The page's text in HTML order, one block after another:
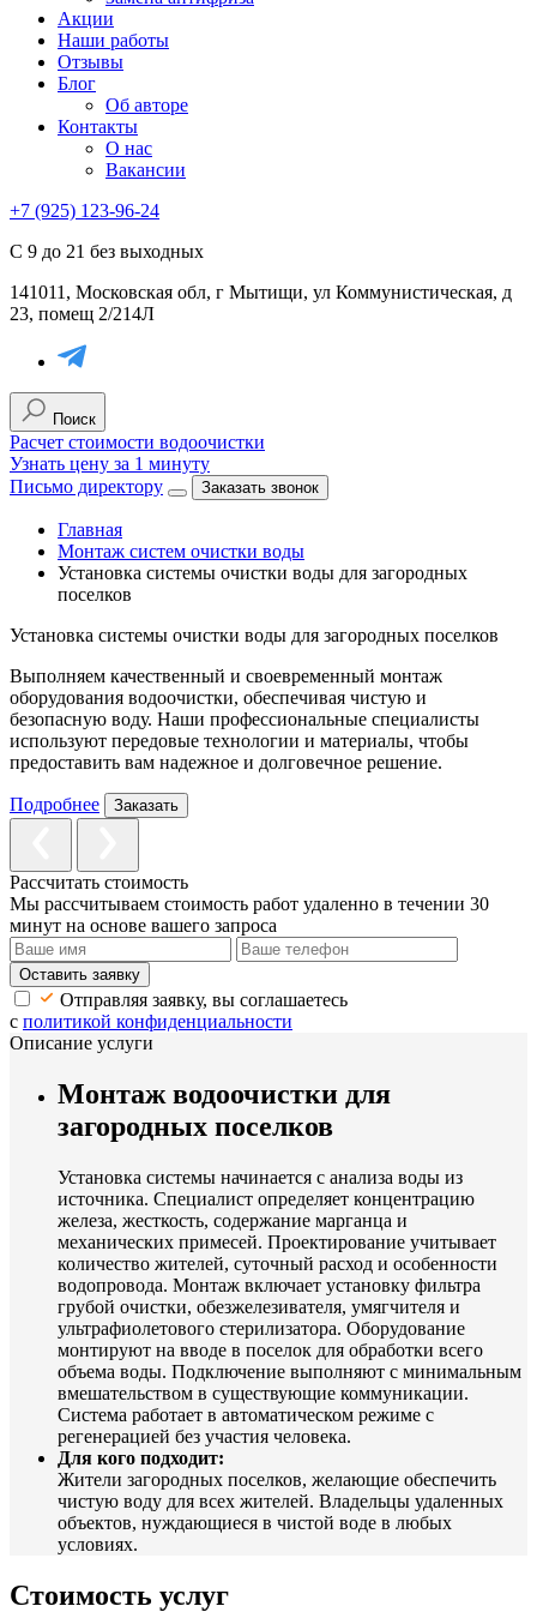
Акции
Наши работы
Отзывы
Блог
Об авторе
Контакты
О нас
Вакансии
+7 (925) 123-96-24
С 9 до 21 без выходных
141011, Московская обл, г Мытищи, ул Коммунистическая, д
23, помещ 2/214Л
Поиск
Расчет стоимости водоочистки
Узнать цену за 1 минуту
Письмо директору
Заказать звонок
Главная
Монтаж систем очистки воды
Установка системы очистки воды для загородных
поселков
Установка системы очистки воды для загородных поселков
Выполняем качественный и своевременный монтаж
оборудования водоочистки, обеспечивая чистую и
безопасную воду. Наши профессиональные специалисты
используют передовые технологии и материалы, чтобы
предоставить вам надежное и долговечное решение.
Подробнее Заказать
Рассчитать стоимость
Мы рассчитываем стоимость работ удаленно в течении 30
минут на основе вашего запроса
Оставить заявку
Отправляя заявку, вы соглашаетесь
с политикой конфиденциальности
Описание услуги
Монтаж водоочистки для
загородных поселков
Установка системы начинается с анализа воды из
источника. Специалист определяет концентрацию
железа, жесткость, содержание марганца и
механических примесей. Проектирование учитывает
количество жителей, суточный расход и особенности
водопровода. Монтаж включает установку фильтра
грубой очистки, обезжелезивателя, умягчителя и
ультрафиолетового стерилизатора. Оборудование
монтируют на вводе в поселок для обработки всего
объема воды. Подключение выполняют с минимальным
вмешательством в существующие коммуникации.
Система работает в автоматическом режиме с
регенерацией без участия человека.
Для кого подходит:
Жители загородных поселков, желающие обеспечить
чистую воду для всех жителей. Владельцы удаленных
объектов, нуждающиеся в чистой воде в любых
условиях.
Стоимость услуг